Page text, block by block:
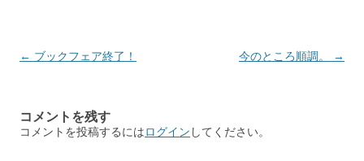
投
ビ
← ブックフェア終了！ 今のところ順調。 →
コメントを残す
コメントを投稿するにはログイン してください。